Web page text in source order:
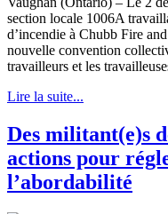
section locale 1006A
d’incendie à Chubb Fire
nouvelle convention
travailleurs et les
Lire la suite...
Des militant(e)s
actions pour
l’abordabilité